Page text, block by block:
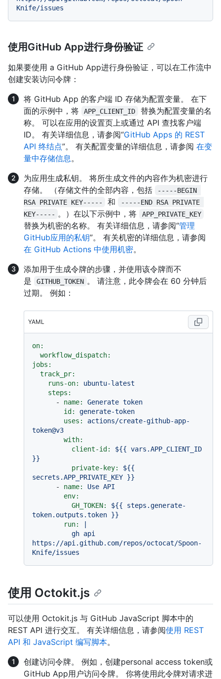
使用GitHub App进行身份验证
如果要使用 a GitHub App进行身份验证，可以在工作流中
创建安装访问令牌：
将 GitHub App 的客户端 ID 存储为配置变量。 在下
面的示例中，将
APP_CLIENT_ID
替换为配置变量的名
称。 可以在应用的设置页上或通过 API 查找客户端
ID。 有关详细信息，请参阅“GitHub Apps 的 REST
API 终结点”。 有关配置变量的详细信息，请参阅 在变
量中存储信息 。
为应用生成私钥。 将所生成文件的内容作为机密进行
存储。 （存储文件的全部内容，包括
-----BEGIN
RSA PRIVATE KEY-----
和
-----END RSA PRIVATE
KEY----- 。）在以下示例中，将 APP_PRIVATE_KEY
替换为机密的名称。 有关详细信息，请参阅“管理
GitHub应用的私钥”。 有关机密的详细信息，请参阅
在 GitHub Actions 中使用机密。
添加用于生成令牌的步骤，并使用该令牌而不
是
GITHUB_TOKEN 。 请注意，此令牌会在 60 分钟后
过期。 例如：
YAML
on:
workflow_dispatch:
jobs:
track_pr:
runs-on:
ubuntu-latest
steps:
-
name: Generate token
id:
generate-token
uses:
actions/create-github-app-
token@v3
with:
client-id:
${{ vars.APP_CLIENT_ID
}}
private-key:
${{
secrets.APP_PRIVATE_KEY }}
-
name: Use API
env:
GH_TOKEN:
${{
steps.generate-
token.outputs.token }}
run:
|
https://api.github.com/repos/octocat/Spoon-
使用 Octokit.js
可以使用 Octokit.js 与 GitHub JavaScript 脚本中的
REST API 进行交互。 有关详细信息，请参阅使用 REST
API 和 JavaScript 编写脚本。
创建访问令牌。 例如，创建personal access token或
GitHub App用户访问令牌。 你将使用此令牌对请求进